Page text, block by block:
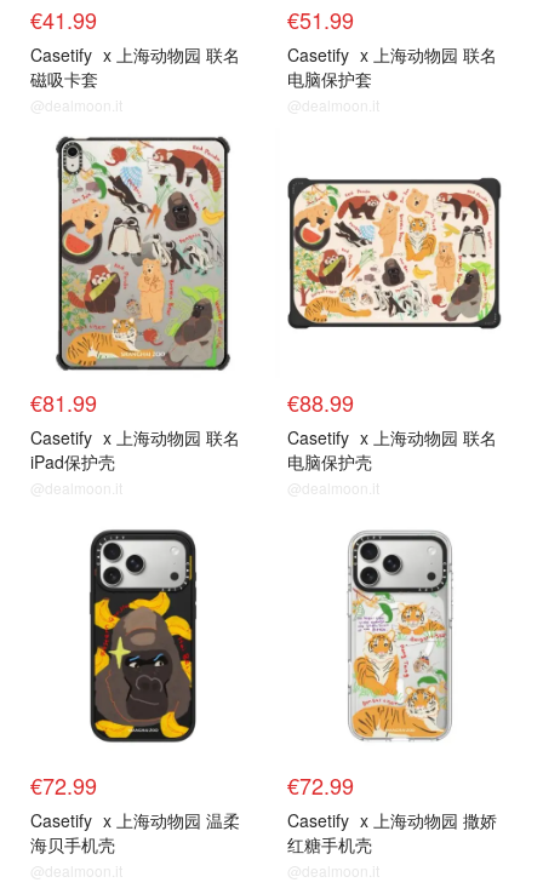
€41.99
Casetify x 上海动物园 联名
磁吸卡套
@dealmoon.it
€51.99
Casetify x 上海动物园 联名
电脑保护套
@dealmoon.it
€81.99
Casetify x 上海动物园 联名
iPad保护壳
@dealmoon.it
€88.99
Casetify x 上海动物园 联名
电脑保护壳
@dealmoon.it
€72.99
Casetify x 上海动物园 温柔
海贝手机壳
@dealmoon.it
€72.99
Casetify x 上海动物园 撒娇
红糖手机壳
@dealmoon.it